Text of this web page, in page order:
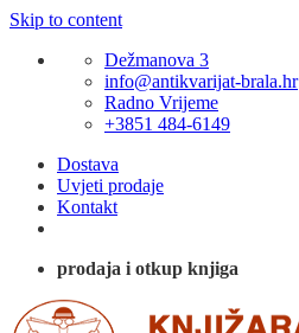
Skip to content
Dežmanova 3
info@antikvarijat-brala.hr
Radno Vrijeme
+3851 484-6149
Dostava
Uvjeti prodaje
Kontakt
prodaja i otkup knjiga